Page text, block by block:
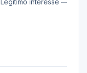
Legítimo interesse — art.